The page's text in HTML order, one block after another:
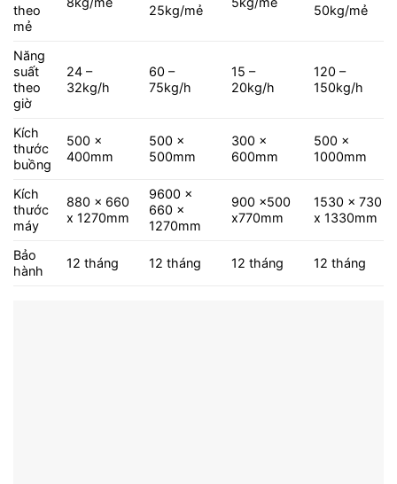
theo
mẻ
25kg/mẻ
50kg/mẻ
Năng
suất
theo
giờ
24 –
32kg/h
60 –
75kg/h
15 –
20kg/h
120 –
150kg/h
Kích
thước
buồng
500 x
400mm
500 x
500mm
300 x
600mm
500 x
1000mm
Kích
thước
máy
880 x 660
x 1270mm
9600 x
660 x
1270mm
900 x500
x770mm
1530 x 730
x 1330mm
Bảo
hành
12 tháng 12 tháng 12 tháng 12 tháng